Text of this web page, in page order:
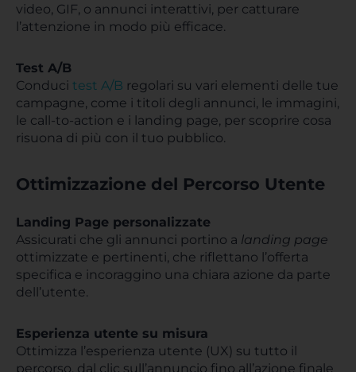
video, GIF, o annunci interattivi, per catturare
l’attenzione in modo più efficace.
Test A/B
Conduci test A/B regolari su vari elementi delle tue
campagne, come i titoli degli annunci, le immagini,
le call-to-action e i landing page, per scoprire cosa
risuona di più con il tuo pubblico.
Ottimizzazione del Percorso Utente
Landing Page personalizzate
Assicurati che gli annunci portino a landing page
ottimizzate e pertinenti, che riflettano l’offerta
specifica e incoraggino una chiara azione da parte
dell’utente.
Esperienza utente su misura
Ottimizza l’esperienza utente (UX) su tutto il
percorso, dal clic sull’annuncio fino all’azione finale